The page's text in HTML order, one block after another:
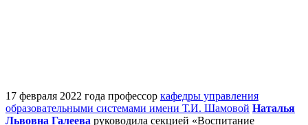
17 февраля 2022 года профессор кафедры управления
образовательными системами имени Т.И. Шамовой Наталья
Львовна Галеева руководила секцией «Воспитание